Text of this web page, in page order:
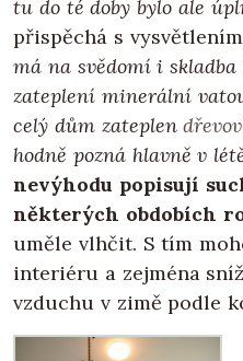
tu do té doby bylo ale
přispěchá s
má na svědomí i
zateplení minerální
celý dům zateplen
hodně pozná hlavně v
nevýhodu popisují
některých obdobích
uměle vlhčit. S tím
interiéru a zejména
vzduchu v zimě podle